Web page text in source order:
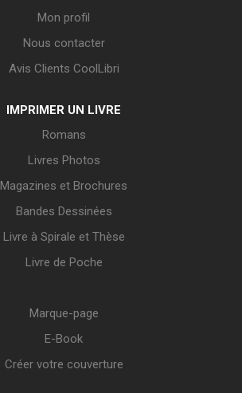
Mon profil
Nous contacter
Avis Clients CoolLibri
IMPRIMER UN LIVRE
Romans
Livres Photos
Magazines et Brochures
Bandes Dessinées
Livre à Spirale et Thèse
Livre de Poche
Marque-page
E-Book
Créer votre couverture